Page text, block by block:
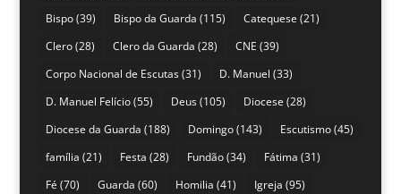
Bispo(39) Bispo da Guarda (115) Catequese (21)
Clero(28) Clero da Guarda (28) CNE (39)
Corpo Nacional de Escutas(31) D. Manuel (33)
D. Manuel Felício(55) Deus(105) Diocese (28)
Diocese da Guarda (188) Domingo(143) Escutismo(45)
família (21) Festa (28) Fundão(34) Fátima (31)
Fé (70) Guarda (60) Homilia (41) Igreja (95)